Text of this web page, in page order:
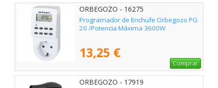
ORBEGOZO - 16275
Programador de Enchufe Orbegozo PG
20 /Potencia Máxima 3600W
13,25 €
Comprar
ORBEGOZO - 17919